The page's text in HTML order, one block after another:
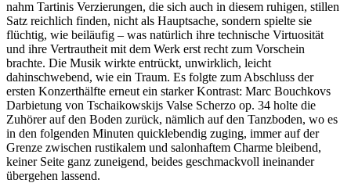
nahm Tartinis Verzierungen, die sich auch in diesem ruhigen, stillen
Satz reichlich finden, nicht als Hauptsache, sondern spielte sie
flüchtig, wie beiläufig – was natürlich ihre technische Virtuosität
und ihre Vertrautheit mit dem Werk erst recht zum Vorschein
brachte. Die Musik wirkte entrückt, unwirklich, leicht
dahinschwebend, wie ein Traum. Es folgte zum Abschluss der
ersten Konzerthälfte erneut ein starker Kontrast: Marc Bouchkovs
Darbietung von Tschaikowskijs Valse Scherzo op. 34 holte die
Zuhörer auf den Boden zurück, nämlich auf den Tanzboden, wo es
in den folgenden Minuten quicklebendig zuging, immer auf der
Grenze zwischen rustikalem und salonhaftem Charme bleibend,
keiner Seite ganz zuneigend, beides geschmackvoll ineinander
übergehen lassend.